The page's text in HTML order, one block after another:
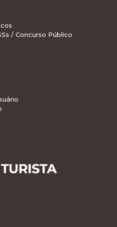
/ Concurso Público